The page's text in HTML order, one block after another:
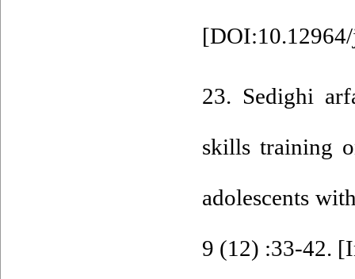
[
23. Sedighi
skills training
adolescents
9 (12) :33-42.